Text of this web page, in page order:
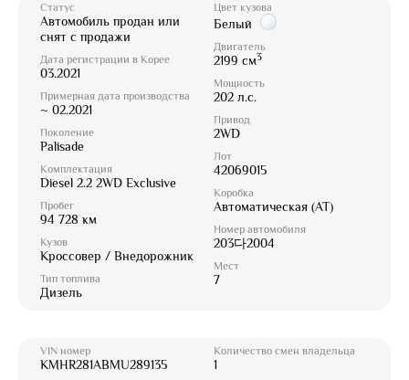
Статус
Автомобиль продан или
снят с продажи
Дата регистрации в Корее
03.2021
Примерная дата производства
~ 02.2021
Поколение
Palisade
Комплектация
Diesel 2.2 2WD Exclusive
Пробег
94 728 км
Кузов
Кроссовер / Внедорожник
Тип топлива
Дизель
Цвет кузова
Белый
Двигатель
2199 см3
Мощность
202 л.с.
Привод
2WD
Лот
42069015
Коробка
Автоматическая (AT)
Номер автомобиля
203다2004
Мест
7
VIN номер
KMHR281ABMU289135
Количество смен владельца
1